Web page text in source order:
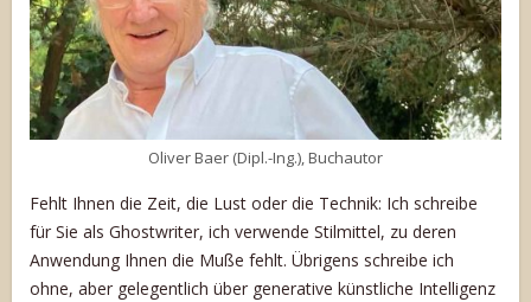
Oliver Baer (Dipl.-Ing.), Buchautor
Fehlt Ihnen die Zeit, die Lust oder die Technik: Ich schreibe
für Sie als Ghostwriter, ich verwende Stilmittel, zu deren
Anwendung Ihnen die Muße fehlt. Übrigens schreibe ich
ohne, aber gelegentlich über generative künstliche Intelligenz